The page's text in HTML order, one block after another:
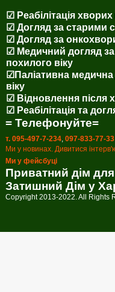
☑ Реабілітація хворих
☑ Догляд за старими
☑ Догляд за
☑ Медичний догляд
похилого віку
☑Паліативна
віку
☑ Відновлення після
☑ Реабілітація та
= Телефонуйте=
т. 095-497-7-234, 097-833-77-33
Ми у новинах. Дивитися
Ми у фейсбуці
Приватний дім для
Затишний Дім у
Copyright 2013-2022. All Rights